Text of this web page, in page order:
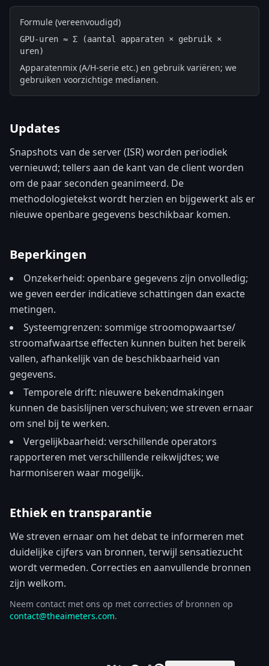
Formule (vereenvoudigd)
GPU-uren ≈ Σ (aantal apparaten × gebruik ×
uren)
Apparatenmix (A/H-serie etc.) en gebruik variëren; we
gebruiken voorzichtige medianen.
Updates
Snapshots van de server (ISR) worden periodiek
vernieuwd; tellers aan de kant van de client worden
om de paar seconden geanimeerd. De
methodologietekst wordt herzien en bijgewerkt als er
nieuwe openbare gegevens beschikbaar komen.
Beperkingen
Onzekerheid: openbare gegevens zijn onvolledig;
we geven eerder indicatieve schattingen dan exacte
metingen.
Systeemgrenzen: sommige stroomopwaartse/
stroomafwaartse effecten kunnen buiten het bereik
vallen, afhankelijk van de beschikbaarheid van
gegevens.
Temporele drift: nieuwere bekendmakingen
kunnen de basislijnen verschuiven; we streven ernaar
om snel bij te werken.
Vergelijkbaarheid: verschillende operators
rapporteren met verschillende reikwijdtes; we
harmoniseren waar mogelijk.
Ethiek en transparantie
We streven ernaar om het debat te informeren met
duidelijke cijfers van bronnen, terwijl sensatiezucht
wordt vermeden. Correcties en aanvullende bronnen
zijn welkom.
Neem contact met ons op met correcties of bronnen op
contact@theaimeters.com.